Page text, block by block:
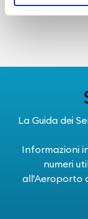
La Guida dei
Informazioni
numeri
all'Aeroporto